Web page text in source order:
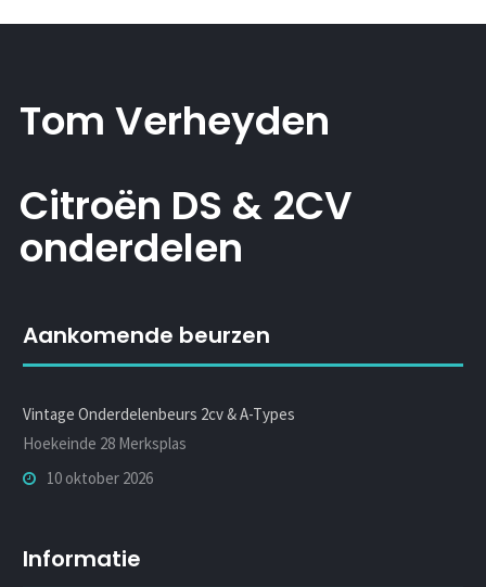
Tom Verheyden
Citroën DS & 2CV
onderdelen
Aankomende beurzen
Vintage Onderdelenbeurs 2cv & A-Types
Hoekeinde 28 Merksplas
10 oktober 2026
Informatie